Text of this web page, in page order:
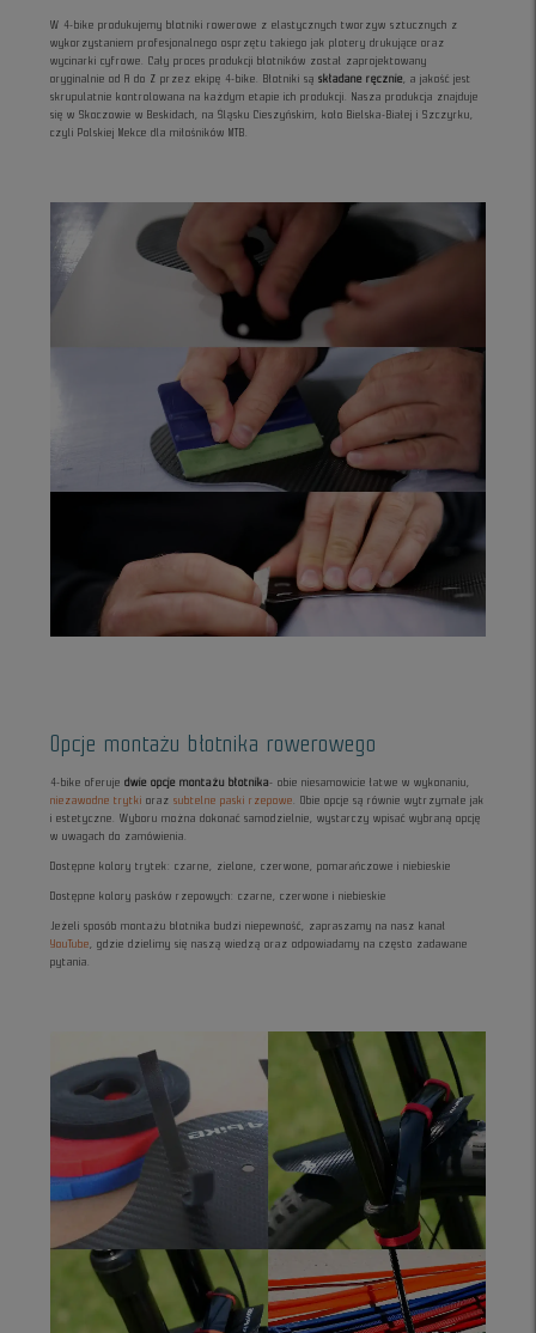
W 4-bike produkujemy błotniki rowerowe z elastycznych tworzyw sztucznych z
wykorzystaniem profesjonalnego osprzętu takiego jak plotery drukujące oraz
wycinarki cyfrowe. Cały proces produkcji błotników został zaprojektowany
oryginalnie od A do Z przez ekipę 4-bike. Błotniki sąskładane ręcznie, a jakość jest
skrupulatnie kontrolowana na każdym etapie ich produkcji. Nasza produkcja znajduje
się w Skoczowie w Beskidach, na Śląsku Cieszyńskim, koło Bielska-Białej i Szczyrku,
czyli Polskiej Mekce dla miłośników MTB.
Opcje montażu błotnika rowerowego
4-bike oferujedwie opcje montażu błotnika- obie niesamowicie łatwe w wykonaniu,
niezawodne trytki orazsubtelne paski rzepowe. Obie opcje są równie wytrzymałe jak
i estetyczne. Wyboru można dokonać samodzielnie, wystarczy wpisać wybraną opcję
w uwagach do zamówienia.
Dostępne kolory trytek: czarne, zielone, czerwone, pomarańczowe i niebieskie
Dostępne kolory pasków rzepowych: czarne, czerwone i niebieskie
Jeżeli sposób montażu błotnika budzi niepewność, zapraszamy na nasz kanał
YouTube, gdzie dzielimy się naszą wiedzą oraz odpowiadamy na często zadawane
pytania.